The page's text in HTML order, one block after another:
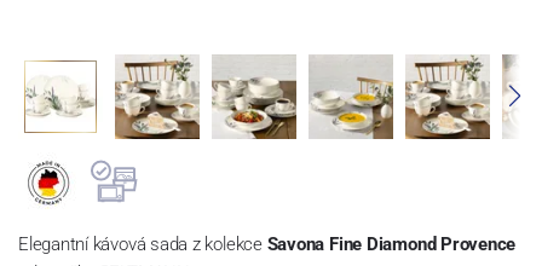
Elegantní kávová sada z kolekce Savona Fine Diamond Provence